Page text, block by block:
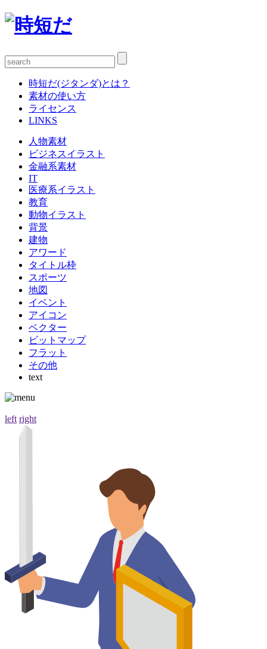
時短だ(ジタンダ)とは？
素材の使い方
ライセンス
LINKS
人物素材
ビジネスイラスト
金融系素材
IT
医療系イラスト
教育
動物イラスト
背景
建物
アワード
タイトル枠
スポーツ
地図
イベント
アイコン
ベクター
ビットマップ
フラット
その他
text
left right